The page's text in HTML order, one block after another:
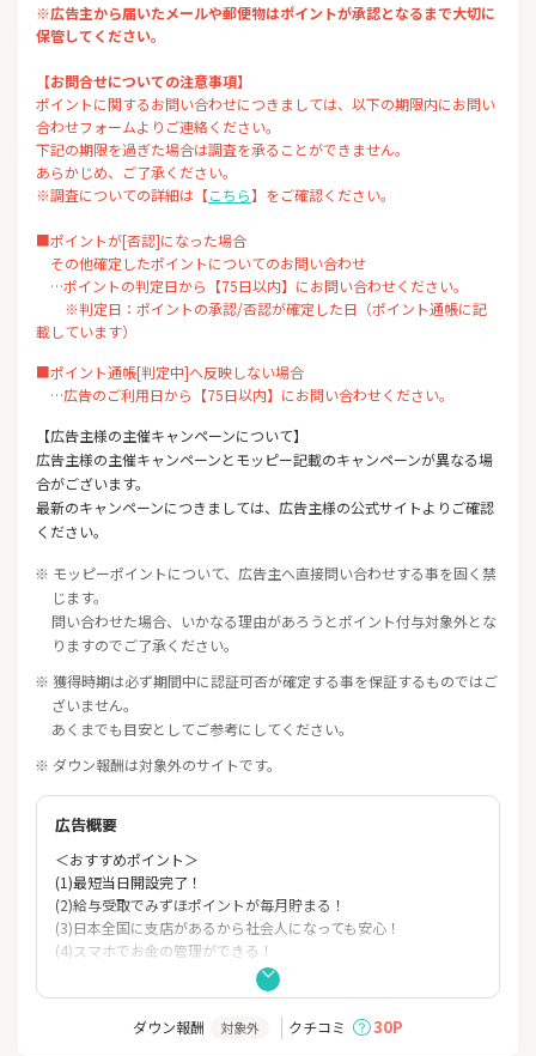
※広告主から届いたメールや郵便物はポイントが承認となるまで大切に
保管してください。
【お問合せについての注意事項】
ポイントに関するお問い合わせにつきましては、以下の期限内にお問い
合わせフォームよりご連絡ください。
下記の期限を過ぎた場合は調査を承ることができません。
あらかじめ、ご了承ください。
※調査についての詳細は【こちら】をご確認ください。
■ポイントが[否認]になった場合
その他確定したポイントについてのお問い合わせ
…ポイントの判定日から【75日以内】にお問い合わせください。
※判定日：ポイントの承認/否認が確定した日（ポイント通帳に記
載しています）
■ポイント通帳[判定中]へ反映しない場合
…広告のご利用日から【75日以内】にお問い合わせください。
【広告主様の主催キャンペーンについて】
広告主様の主催キャンペーンとモッピー記載のキャンペーンが異なる場
合がございます。
最新のキャンペーンにつきましては、広告主様の公式サイトよりご確認
ください。
※ モッピーポイントについて、広告主へ直接問い合わせする事を固く禁
じます。
問い合わせた場合、いかなる理由があろうとポイント付与対象外とな
りますのでご了承ください。
※ 獲得時期は必ず期間中に認証可否が確定する事を保証するものではご
ざいません。
あくまでも目安としてご参考にしてください。
※ ダウン報酬は対象外のサイトです。
広告概要
＜おすすめポイント＞
(1)最短当日開設完了！
(2)給与受取でみずほポイントが毎月貯まる！
(3)日本全国に支店があるから社会人になっても安心！
(4)スマホでお金の管理ができる！
【おすすめポイント】
・スマホで完結！郵送・印鑑・来店不要で24時間受付
・各種条件を満たすとコンビニATMのご出金手数料ゼロ！
ダウン報酬 対象外 クチコミ 30P